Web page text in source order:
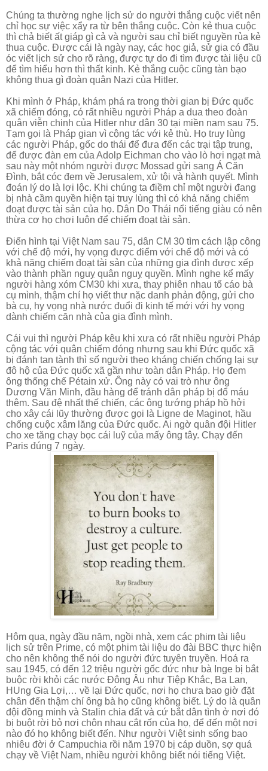
Chúng ta thường nghe lịch sử do người thắng cuộc viết nên
chỉ học sự việc xẩy ra từ bên thắng cuộc. Còn kẻ thua cuộc
thì chả biết ất giáp gì cả và người sau chỉ biết nguyền rủa kẻ
thua cuộc. Được cái là ngày nay, các học giả, sử gia có đầu
óc viết lịch sử cho rõ ràng, được tự do đi tìm được tài liệu cũ
để tìm hiểu hơn thì thất kinh. Kẻ thắng cuộc cũng tàn bạo
không thua gì đoàn quân Nazi của Hitler.
Khi mình ở Pháp, khám phá ra trong thời gian bị Đức quốc
xã chiếm đóng, có rất nhiều người Pháp a dua theo đoàn
quân viễn chinh của Hitler như dân 30 tại miền nam sau 75.
Tạm gọi là Pháp gian vì cộng tác với kẻ thù. Họ truy lùng
các người Pháp, gốc do thái để đưa đến các trại tập trung,
để được đàn em của Adolp Eichman cho vào lò hơi ngạt mà
sau này một nhóm người được Mossad gửi sang Á Căn
Đình, bắt cóc đem về Jerusalem, xử tội và hành quyết. Mình
đoán lý do là lợi lộc. Khi chúng ta điềm chỉ một người đang
bị nhà cầm quyền hiện tại truy lùng thì có khả năng chiếm
đoạt được tài sản của họ. Dân Do Thái nổi tiếng giàu có nên
thừa cơ họ chơi luôn để chiếm đoạt tài sản.
Điển hình tại Việt Nam sau 75, dân CM 30 tìm cách lập công
với chế độ mới, hy vọng được điểm với chế độ mới và có
khả năng chiếm đoạt tài sản của những gia đình được xếp
vào thành phần nguỵ quân nguỵ quyền. Mình nghe kể mấy
người hàng xóm CM30 khi xưa, thay phiên nhau tố cáo bà
cụ mình, thậm chí họ viết thư nặc danh phản động, gửi cho
bà cụ, hy vọng nhà nước đuổi đi kinh tế mới với hy vọng
dành chiếm căn nhà của gia đình mình.
Cái vui thì người Pháp kêu khi xưa có rất nhiều người Pháp
cộng tác với quân chiếm đóng nhưng sau khi Đức quốc xã
bị đánh tan tành thì số người theo kháng chiến chống lại sự
đô hộ của Đức quốc xã gần như toàn dân Pháp. Họ đem
ông thống chế Pétain xử. Ông này có vai trò như ông
Dương Văn Minh, đầu hàng để tránh dân pháp bị đổ máu
thêm. Sau đệ nhất thế chiến, các ông tướng pháp hồ hởi
cho xây cái lũy thường được gọi là Ligne de Maginot, hầu
chống cuộc xâm lăng của Đức quốc. Ai ngờ quân đội Hitler
cho xe tăng chạy bọc cái luỹ của mấy ông tây. Chạy đến
Paris đúng 7 ngày.
Hôm qua, ngày đầu năm, ngồi nhà, xem các phim tài liệu
lịch sử trên Prime, có một phim tài liệu do đài BBC thực hiện
cho nên không thể nói do người đức tuyên truyền. Hoá ra
sau 1945, có đến 12 triệu người gốc đức như bà Inge bị bắt
buộc rời khỏi các nước Đông Âu như Tiệp Khắc, Ba Lan,
HUng Gia Lợi,… về lại Đức quốc, nơi họ chưa bao giờ đặt
chân đến thậm chí ông bà họ cũng không biết. Lý do là quân
đội đồng minh và Stalin chia đất và cứ bắt dân tình ở nơi đó
bị buột rời bỏ nơi chôn nhau cắt rốn của họ, để đến một nơi
nào đó họ không biết đến. Như người Việt sinh sống bao
nhiêu đời ở Campuchia rồi năm 1970 bị cáp duồn, sợ quá
chạy về Việt Nam, nhiều người không biết nói tiếng Việt.